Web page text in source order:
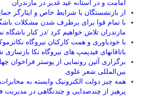
امامت و در آستانه عید غدیر در مازندران
از بازنشستگان با شرایط خاص و ایثارگر
با تمام قوا برای برطرف شدن مشکلات
مازندران تلاش خواهیم کرد /در کنار
با خودباوری و همت کارکنان نیروگاه
یاتاقانهای فیدپمپ های نیروگاه نکا بازسازی
برگزاری آئین رونمایی از پوستر فراخوان
بین‌المللی شعر علوی
همه چیز دولت الکترونیک وابسته به
پرهیز از چندصدایی و چندنگاهی در